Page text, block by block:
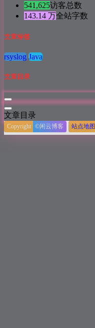
541,625访客总数
143.14 万全站字数
文章标签
rsyslog Java
文章目录
文章目录
Copyright ©闲云博客 站点地图